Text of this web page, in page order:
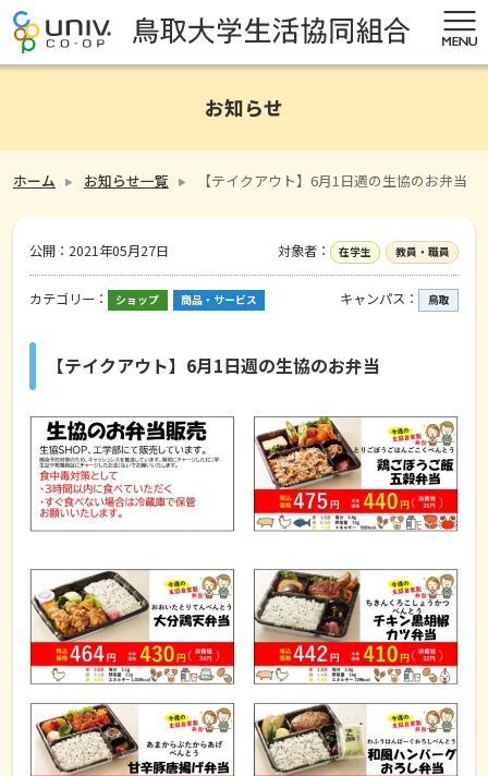
お知らせ
ホーム お知らせ一覧 【テイクアウト】6月1日週の生協のお弁当
公開： 2021年05月27日 対象者： 在学生 教員・職員
カテゴリー： ショップ 商品・サービス キャンパス： 鳥取
【テイクアウト】6月1日週の生協のお弁当